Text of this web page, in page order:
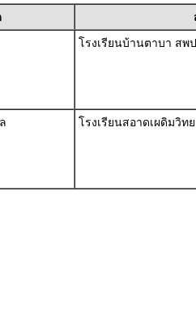
โรงเรียนบ้านตาบา สพ
โรงเรียนสอาดเผดิมวิ